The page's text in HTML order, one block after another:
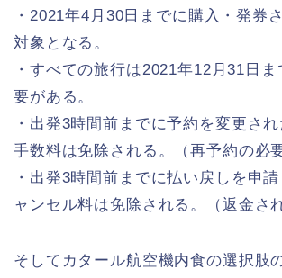
・2021年4月30日までに購入・発券
対象となる。
・すべての旅行は2021年12月31日
要がある。
・出発3時間前までに予約を変更さ
手数料は免除される。（再予約の必
・出発3時間前までに払い戻しを申
ャンセル料は免除される。（返金さ
そしてカタール航空機内食の選択肢